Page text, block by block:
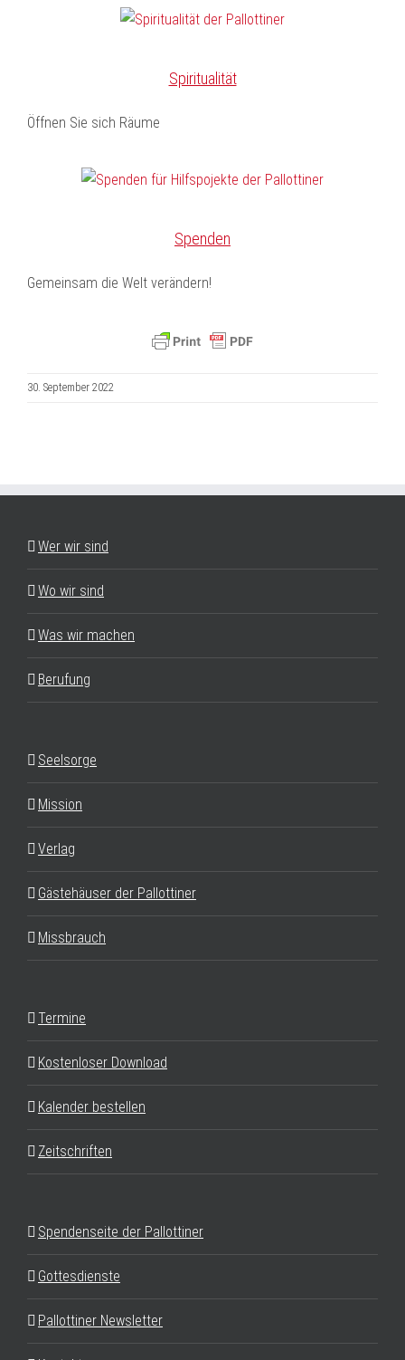
Spiritualität
Öffnen Sie sich Räume
Spenden
Gemeinsam die Welt verändern!
30. September 2022
Wer wir sind
Wo wir sind
Was wir machen
Berufung
Seelsorge
Mission
Verlag
Gästehäuser der Pallottiner
Missbrauch
Termine
Kostenloser Download
Kalender bestellen
Zeitschriften
Spendenseite der Pallottiner
Gottesdienste
Pallottiner Newsletter